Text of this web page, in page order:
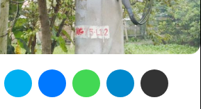
LinkedInSkype MessengerWhatsAppTelegram